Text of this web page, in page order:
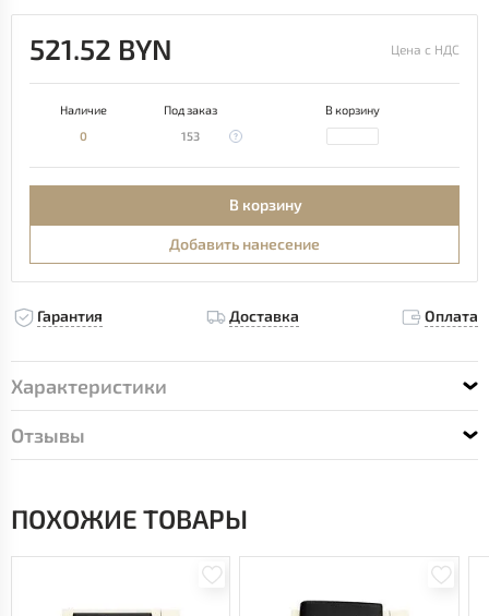
521.52 BYN Цена с НДС
Наличие Под заказ
В корзину
0
153
В корзину
Добавить нанесение
Гарантия Доставка Оплата
Характеристики
Отзывы
ПОХОЖИЕ ТОВАРЫ